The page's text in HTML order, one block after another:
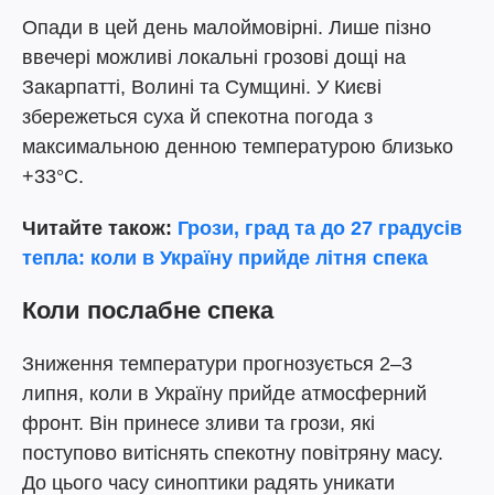
Опади в цей день малоймовірні. Лише пізно
ввечері можливі локальні грозові дощі на
Закарпатті, Волині та Сумщині. У Києві
збережеться суха й спекотна погода з
максимальною денною температурою близько
+33°C.
Читайте також: Грози, град та до 27 градусів
тепла: коли в Україну прийде літня спека
Коли послабне спека
Зниження температури прогнозується 2–3
липня, коли в Україну прийде атмосферний
фронт. Він принесе зливи та грози, які
поступово витіснять спекотну повітряну масу.
До цього часу синоптики радять уникати